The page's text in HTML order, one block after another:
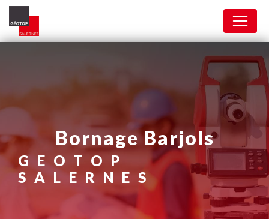
bornage Barjols
GEOTOP
SALERNES
Panneau de gestion des cookies